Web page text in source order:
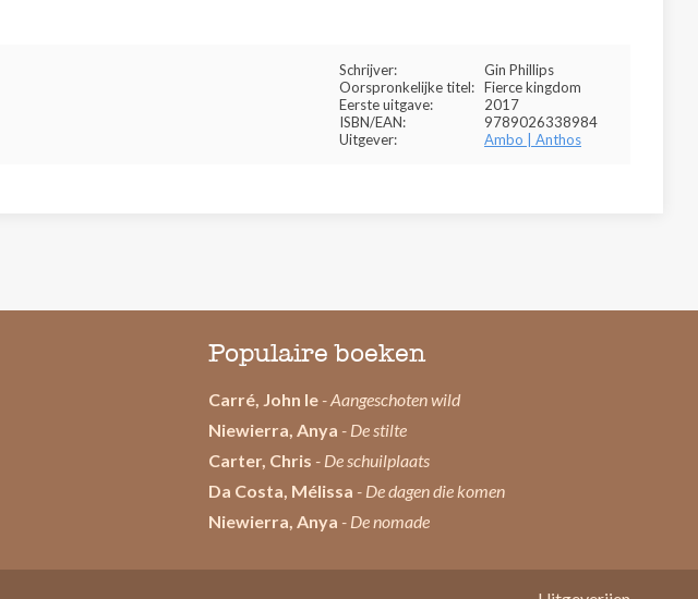
Schrijver:
Gin Phillips
Oorspronkelijke titel: Fierce kingdom
Eerste uitgave:
2017
ISBN/EAN:
9789026338984
Uitgever:
Ambo | Anthos
Populaire boeken
Carré, John le - Aangeschoten wild
Niewierra, Anya - De stilte
Carter, Chris - De schuilplaats
Da Costa, Mélissa - De dagen die komen
Niewierra, Anya - De nomade